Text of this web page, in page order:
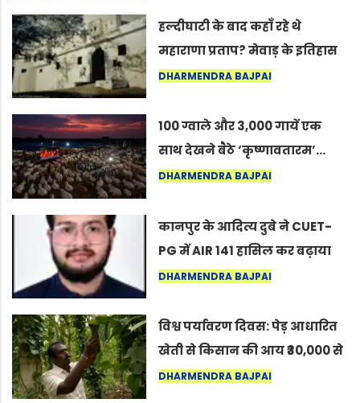
हल्दीघाटी के बाद कहाँ रहे थे
महाराणा प्रताप? मेवाड़ के इतिहास
का वह अनकहा अध्याय जो आज भी
DHARMENDRA BAJPAI
100 ग्वाले और 3,000 गायें एक
साथ देखने बैठे ‘कृष्णावतारम’…
नागपुर में दिखा ऐसा नज़ारा कि
कर सकते हैं”
DHARMENDRA BAJPAI
कानपुर के आदित्य दुबे ने CUET-
PG में AIR 141 हासिल कर बढ़ाया
शहर का मान
DHARMENDRA BAJPAI
विश्व पर्यावरण दिवस: पेड़ आधारित
खेती से किसान की आय ₹30,000 से
बढ़कर ₹3 लाख प्रति एकड़ हुई
DHARMENDRA BAJPAI